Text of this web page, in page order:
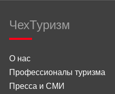
ЧехТуризм
О нас
Профессионалы туризма
Пресса и СМИ